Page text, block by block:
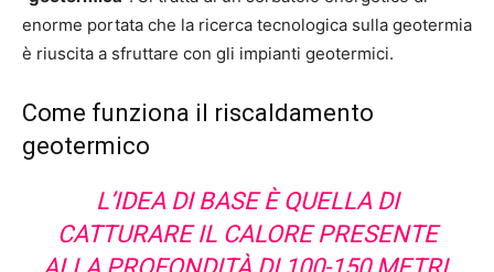
enorme portata che la ricerca tecnologica sulla geotermia
è riuscita a sfruttare con gli impianti geotermici.
Come funziona il riscaldamento
geotermico
L’IDEA DI BASE È QUELLA DI
CATTURARE IL CALORE PRESENTE